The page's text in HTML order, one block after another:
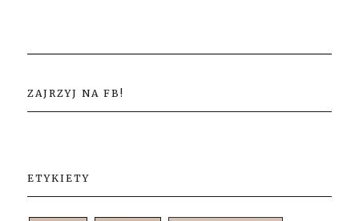
ZAJRZYJ NA FB!
ETYKIETY